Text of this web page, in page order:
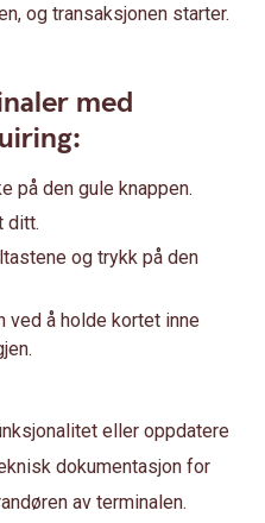
og transaksjonen starter.
med
på den gule knappen.
ditt.
og trykk på den
ved å holde kortet inne
eller oppdatere
dokumentasjon for
av terminalen.